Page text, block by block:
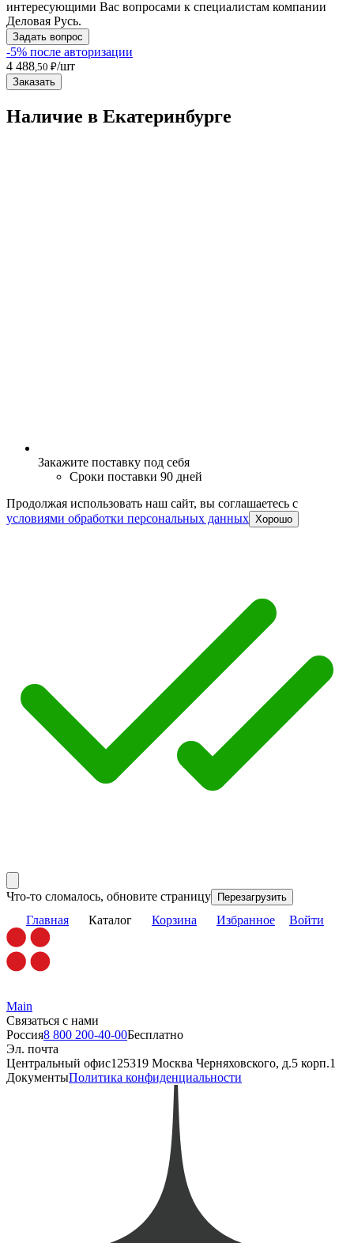
интересующими Вас вопросами к специалистам компании
Деловая Русь.
Задать вопрос
-5% после авторизации
4 488 ,50 ₽/шт
Заказать
Наличие в Екатеринбургe
Закажите поставку под себя
Сроки поставки 90 дней
Продолжая использовать наш сайт, вы соглашаетесь c
условиями обработки персональных данных Хорошо
Что-то сломалось, обновите страницу Перезагрузить
Главная Каталог Корзина Избранное Войти
Main
Связаться с нами
Россия8 800 200-40-00Бесплатно
Эл. почта
Центральный офис125319 Москва Черняховского, д.5 корп.1
ДокументыПолитика конфиденциальности